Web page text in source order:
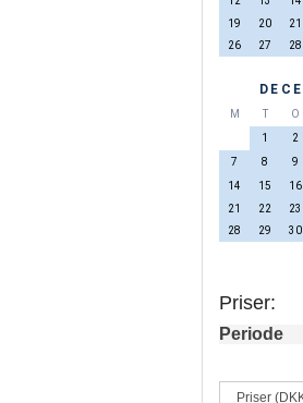
19
20
21
26
27 28
M T
O
1
2
7
8
9
14
15
16
21
22
23
28
29 30
Priser:
Periode
Priser